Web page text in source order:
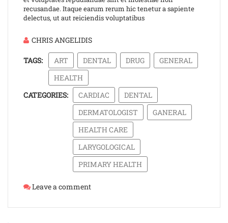
recusandae. Itaque earum rerum hic tenetur a sapiente
delectus, ut aut reiciendis voluptatibus
CHRIS ANGELIDIS
TAGS: ART DENTAL DRUG
GENERAL
HEALTH
CATEGORIES:
CARDIAC
DENTAL
DERMATOLOGIST
GANERAL
HEALTH CARE
LARYGOLOGICAL
PRIMARY HEALTH
Leave a comment